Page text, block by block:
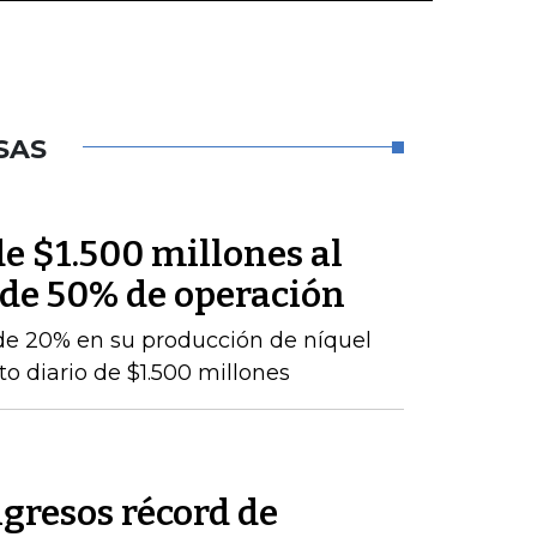
$1.500 millones al
50% de operación
20% en su producción de níquel
diario de $1.500 millones
récord de